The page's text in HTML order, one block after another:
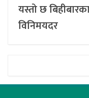
यस्तो छ
विनिमयदर